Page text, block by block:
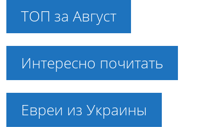
ТОП за Август
Интересно почитать
Евреи из Украины